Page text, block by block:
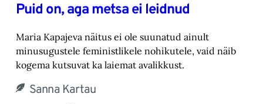
Puid on, aga metsa ei leidnud
Maria Kapajeva näitus ei ole suunatud ainult
minusugustele feministlikele nohikutele, vaid ‎näib
kogema kutsuvat ka laiemat avalikkust.‎
Sanna Kartau